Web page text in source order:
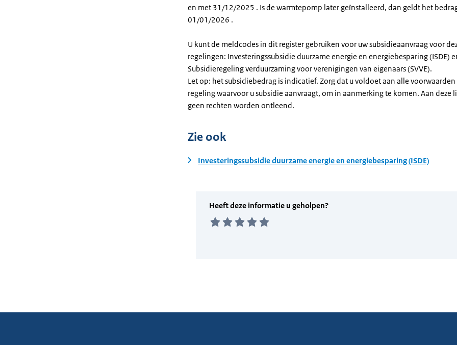
en met 31/12/2025 . Is de warmtepomp later geïnstalleerd, dan geldt het
01/01/2026 .
U kunt de meldcodes in dit register gebruiken voor uw subsidieaanvraag voor
regelingen: Investeringssubsidie duurzame energie en energiebesparing (ISDE)
Subsidieregeling verduurzaming voor verenigingen van eigenaars (SVVE).
Let op: het subsidiebedrag is indicatief. Zorg dat u voldoet aan alle voorwaarden
regeling waarvoor u subsidie aanvraagt, om in aanmerking te komen. Aan deze
geen rechten worden ontleend.
Zie ook
Investeringssubsidie duurzame energie en energiebesparing (ISDE)